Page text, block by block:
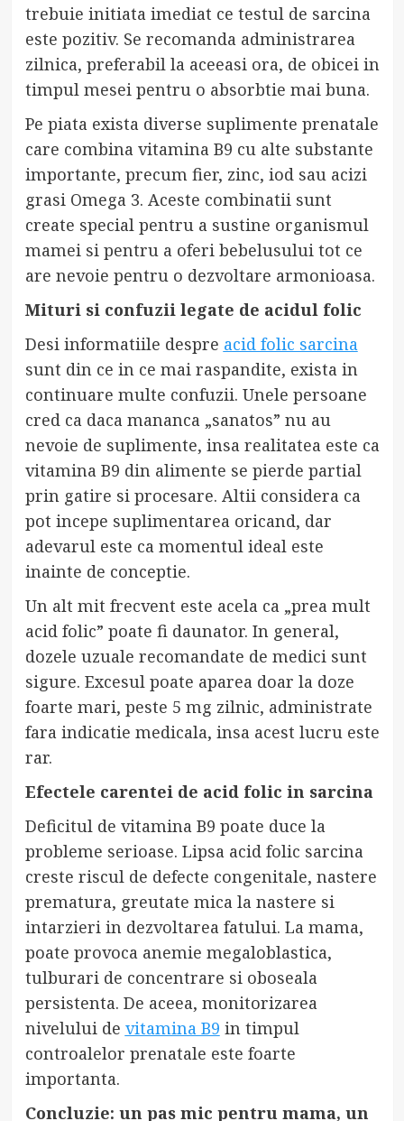
trebuie initiata imediat ce testul de sarcina
este pozitiv. Se recomanda administrarea
zilnica, preferabil la aceeasi ora, de obicei in
timpul mesei pentru o absorbtie mai buna.
Pe piata exista diverse suplimente prenatale
care combina vitamina B9 cu alte substante
importante, precum fier, zinc, iod sau acizi
grasi Omega 3. Aceste combinatii sunt
create special pentru a sustine organismul
mamei si pentru a oferi bebelusului tot ce
are nevoie pentru o dezvoltare armonioasa.
Mituri si confuzii legate de acidul folic
Desi informatiile despre acid folic sarcina
sunt din ce in ce mai raspandite, exista in
continuare multe confuzii. Unele persoane
cred ca daca mananca „sanatos” nu au
nevoie de suplimente, insa realitatea este ca
vitamina B9 din alimente se pierde partial
prin gatire si procesare. Altii considera ca
pot incepe suplimentarea oricand, dar
adevarul este ca momentul ideal este
inainte de conceptie.
Un alt mit frecvent este acela ca „prea mult
acid folic” poate fi daunator. In general,
dozele uzuale recomandate de medici sunt
sigure. Excesul poate aparea doar la doze
foarte mari, peste 5 mg zilnic, administrate
fara indicatie medicala, insa acest lucru este
rar.
Efectele carentei de acid folic in sarcina
Deficitul de vitamina B9 poate duce la
probleme serioase. Lipsa acid folic sarcina
creste riscul de defecte congenitale, nastere
prematura, greutate mica la nastere si
intarzieri in dezvoltarea fatului. La mama,
poate provoca anemie megaloblastica,
tulburari de concentrare si oboseala
persistenta. De aceea, monitorizarea
nivelului de vitamina B9 in timpul
controalelor prenatale este foarte
importanta.
Concluzie: un pas mic pentru mama, un